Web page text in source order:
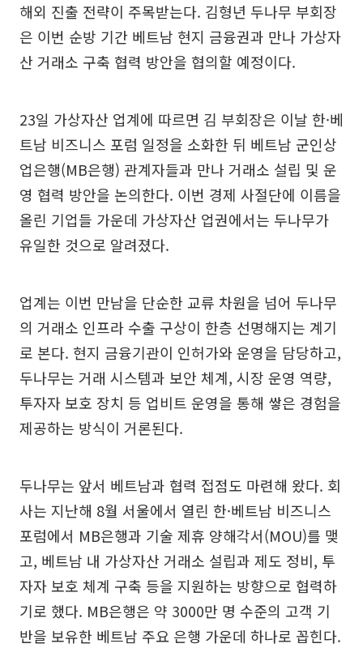
해외 진출 전략이 주목받는다. 김형년 두나무 부회장
은 이번 순방 기간 베트남 현지 금융권과 만나 가상자
산 거래소 구축 협력 방안을 협의할 예정이다.
23일 가상자산 업계에 따르면 김 부회장은 이날 한·베
트남 비즈니스 포럼 일정을 소화한 뒤 베트남 군인상
업은행(MB은행) 관계자들과 만나 거래소 설립 및 운
영 협력 방안을 논의한다. 이번 경제 사절단에 이름을
올린 기업들 가운데 가상자산 업권에서는 두나무가
유일한 것으로 알려졌다.
업계는 이번 만남을 단순한 교류 차원을 넘어 두나무
의 거래소 인프라 수출 구상이 한층 선명해지는 계기
로 본다. 현지 금융기관이 인허가와 운영을 담당하고,
두나무는 거래 시스템과 보안 체계, 시장 운영 역량,
투자자 보호 장치 등 업비트 운영을 통해 쌓은 경험을
제공하는 방식이 거론된다.
두나무는 앞서 베트남과 협력 접점도 마련해 왔다. 회
사는 지난해 8월 서울에서 열린 한·베트남 비즈니스
포럼에서 MB은행과 기술 제휴 양해각서(MOU)를 맺
고, 베트남 내 가상자산 거래소 설립과 제도 정비, 투
자자 보호 체계 구축 등을 지원하는 방향으로 협력하
기로 했다. MB은행은 약 3000만 명 수준의 고객 기
반을 보유한 베트남 주요 은행 가운데 하나로 꼽힌다.